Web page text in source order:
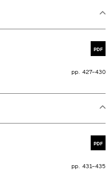
PDF
pp. 427–430
PDF
pp. 431–435